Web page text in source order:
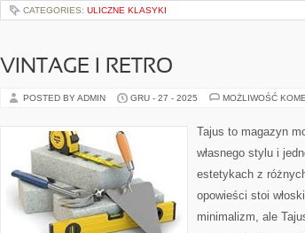
CATEGORIES: ULICZNE KLASYKI
VINTAGE I RETRO
POSTED BY ADMIN GRU - 27 - 2025 MOŻLIWOŚĆ
Tajus to magazyn
własnego stylu i
estetykach z
opowieści stoi
minimalizm, ale